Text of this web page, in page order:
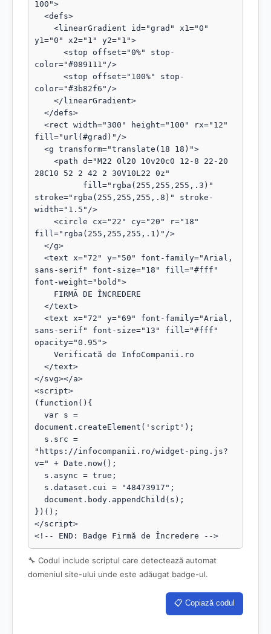
100">
y1="0" x2="1" y2="1">
color="#089111"/>
color="#3b82f6"/>
fill="url(#grad)"/>
28C10 52 2 42 2 30V10L22 0z"
stroke="rgba(255,255,255,.8)" stroke-
width="1.5"/>
fill="rgba(255,255,255,.1)"/>
sans-serif" font-size="18" fill="#fff"
font-weight="bold">
sans-serif" font-size="13" fill="#fff"
opacity="0.95">
</svg></a>
<script>
(function(){
document.createElement('script');
"https://infocompanii.ro/widget-ping.js?
v=" + Date.now();
})();
</script>
<!-- END: Badge Firmă de Încredere -->
🔧 Codul include scriptul care detectează automat
domeniul site-ului unde este adăugat badge-ul.
📋 Copiază codul